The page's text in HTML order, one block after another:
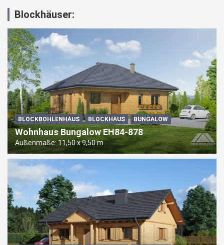
Mobilhaus Mobilheim DLNS-st76-1
Blockhäuser:
BLOCKBOHLENHAUS BLOCKHAUS BUNGALOW
Wohnhaus Bungalow EH84-878
Außenmaße: 11,50 x 9,50 m